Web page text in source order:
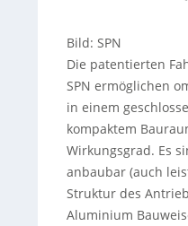
Bild: SPN
Die patentierten
SPN ermöglichen
in einem
kompaktem
Wirkungsgrad. Es
anbaubar (auch
Struktur des
Aluminium